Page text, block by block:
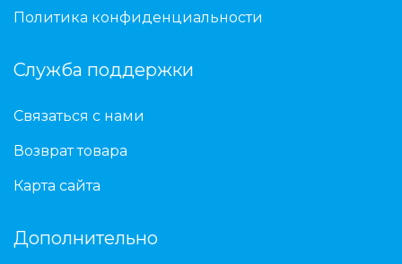
Политика конфиденциальности
Служба поддержки
Связаться с нами
Возврат товара
Карта сайта
Дополнительно